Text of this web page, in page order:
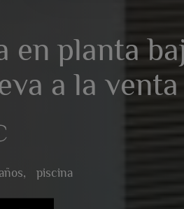
en planta
a la venta
piscina